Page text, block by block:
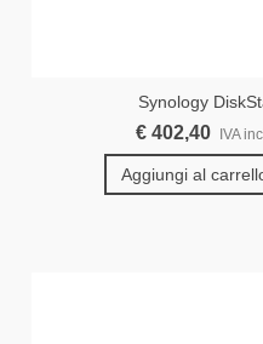
Synology
€ 402,40 IVA
Aggiungi al